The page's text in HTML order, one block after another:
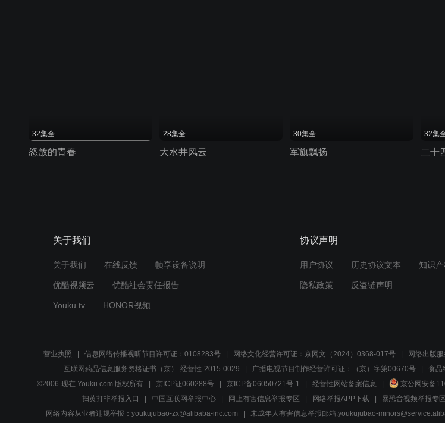
32集全
怒放的青春
28集全
大水井风云
30集全
军旗飘扬
32集
二十
关于我们
关于我们 在线反馈 帧享设备说明
优酷视频云 优酷社会责任报告
Youku.tv HONOR视频
协议声明
用户协议 历史协议文本 知识
隐私政策 反盗链声明
营业执照 信息网络传播视听节目许可证：0108283号 网络文化经营许可证：京网文（2024）0368-017号 网络出版
互联网药品信息服务资格证书（京）-经营性-2015-0029
广播电视节目制作经营许可证：（京）字第00670号 食品
©2006-现在 Youku.com 版权所有
京ICP证060288号 京ICP备06050721号-1 经营性网站备案信息 京公网安备
扫黄打非举报入口
中国互联网举报中心 网上有害信息举报专区 网络举报APP下载 暴恐音视频举报专区
网络内容从业者违规举报：youkujubao-zx@alibaba-inc.com
未成年人有害信息举报邮箱:youkujubao-